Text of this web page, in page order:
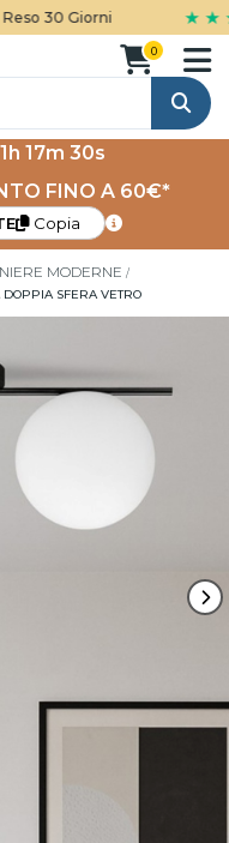
30 Giorni ★ ★
Cerca
0
17m 29s
FINO A 60€*
Copia
MODERNE
SFERA VETRO